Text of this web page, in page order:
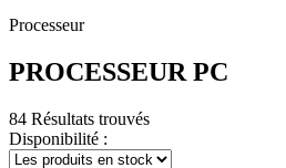
Processeur
PROCESSEUR PC
84 Résultats trouvés
Disponibilité :